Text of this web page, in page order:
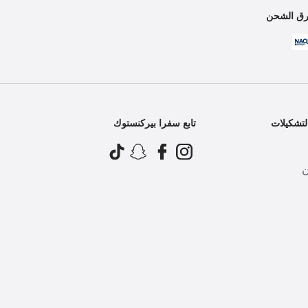
الشحن
تابع سفرا بيركنستوك